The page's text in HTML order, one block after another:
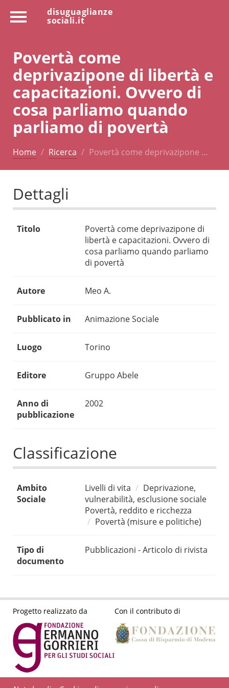
disuguaglianze
sociali.it
Povertà come
deprivazipone di libertà e
capacitazioni. Ovvero di
cosa parliamo quando
parliamo di povertà
Home Ricerca Povertà come deprivazipone …
Dettagli
Titolo
Povertà come deprivazipone di
libertà e capacitazioni. Ovvero di
cosa parliamo quando parliamo
di povertà
Autore Meo A.
Pubblicato in Animazione Sociale
Luogo Torino
Editore Gruppo Abele
Anno di
pubblicazione
2002
Classificazione
Ambito
Sociale
Livelli di vita
Deprivazione,
vulnerabilità, esclusione sociale
Povertà, reddito e ricchezza
Povertà (misure e politiche)
Tipo di
documento
Pubblicazioni - Articolo di rivista
Progetto realizzato da Con il contributo di